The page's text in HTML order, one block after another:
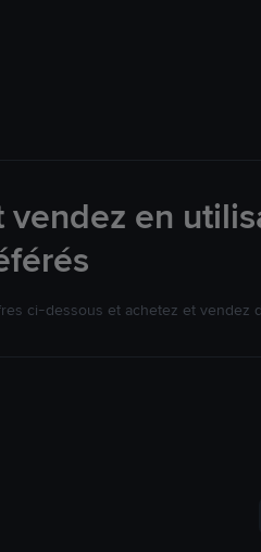
en
ci-dessous et achetez et vendez